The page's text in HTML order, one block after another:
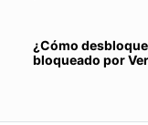
¿Cómo
bloqueado por